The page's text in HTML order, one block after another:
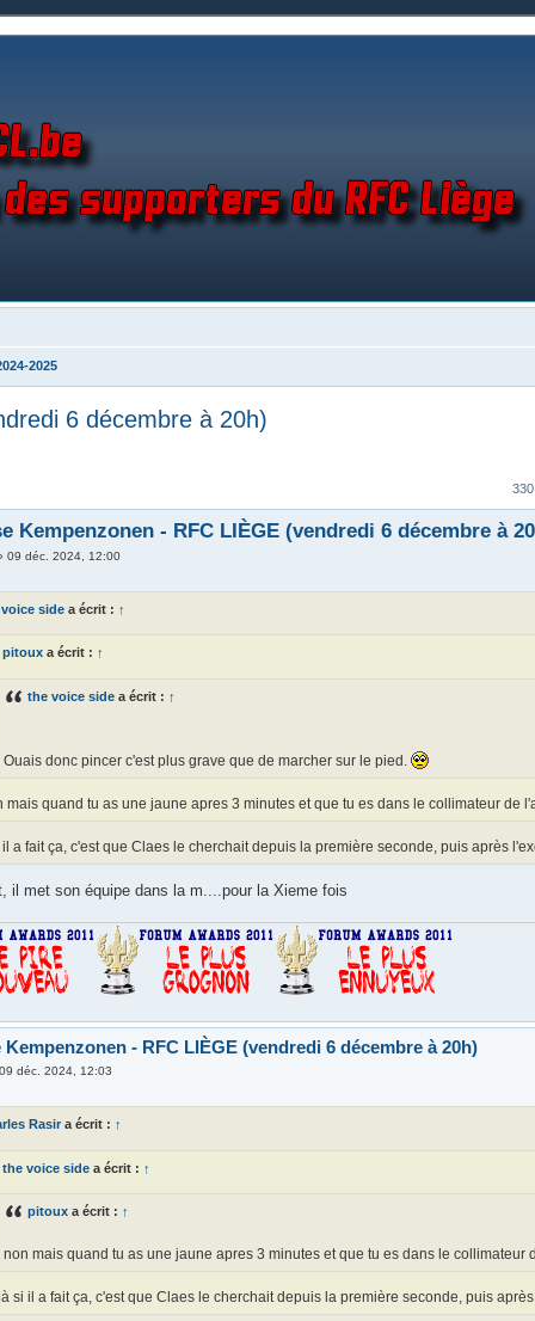
2025
6 décembre à 20h)
Kempenzonen - RFC LIÈGE (vendredi 6 décembre à
09 déc. 2024, 12:00
side a écrit : ↑
pitoux a écrit : ↑
the voice side a écrit : ↑
Ouais donc pincer c'est plus grave que de marcher sur le pied.
mais quand tu as une jaune apres 3 minutes et que tu es dans le collimateur de
il a fait ça, c'est que Claes le cherchait depuis la première seconde, puis après
il met son équipe dans la m....pour la Xieme fois
Kempenzonen - RFC LIÈGE (vendredi 6 décembre à 20h)
09 déc. 2024, 12:03
Rasir a écrit : ↑
the voice side a écrit : ↑
pitoux a écrit : ↑
non mais quand tu as une jaune apres 3 minutes et que tu es dans le collimateur
si il a fait ça, c'est que Claes le cherchait depuis la première seconde, puis